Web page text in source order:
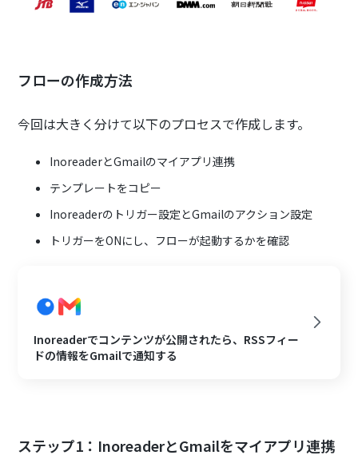
フローの作成方法
今回は大きく分けて以下のプロセスで作成します。
InoreaderとGmailのマイアプリ連携
テンプレートをコピー
Inoreaderのトリガー設定とGmailのアクション設定
トリガーをONにし、フローが起動するかを確認
Inoreaderでコンテンツが公開されたら、RSSフィー
ドの情報をGmailで通知する
ステップ1：InoreaderとGmailをマイアプリ連携